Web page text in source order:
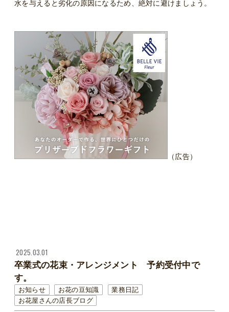
水を与えると劣化の原因になるため、絶対に避けましょう。
（広告）
2025.03.01
卒業式の花束・アレンジメント 予約受付中で
す。
お知らせ お花の豆知識
業務日記
お花屋さんの店長ブログ